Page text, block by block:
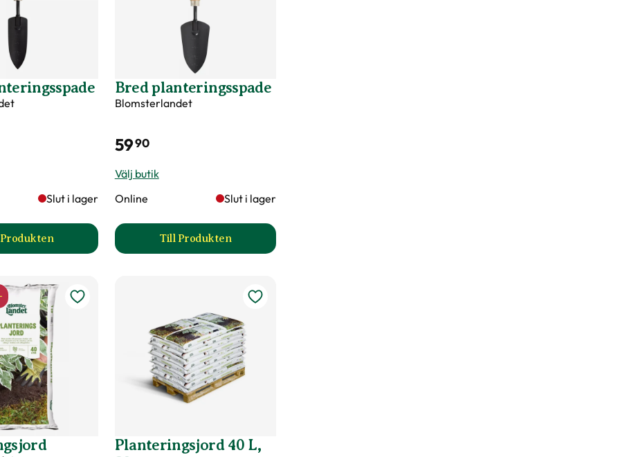
produktsida
Slut i lager
till Smal planteringsspade produktsida
Bred planteringsspade
Blomsterlandet
5990
Välj butik
Online
Slut i lager
Till Produkten
till Bred planteringsspade produktsida
Planteringsjord 40 L,